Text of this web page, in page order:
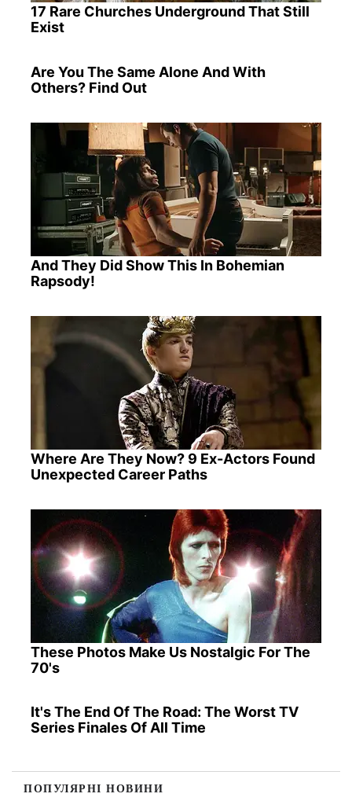
17 Rare Churches Underground That Still
Exist
Are You The Same Alone And With
Others? Find Out
And They Did Show This In Bohemian
Rapsody!
Where Are They Now? 9 Ex-Actors Found
Unexpected Career Paths
These Photos Make Us Nostalgic For The
70's
It's The End Of The Road: The Worst TV
Series Finales Of All Time
ПОПУЛЯРНІ НОВИНИ